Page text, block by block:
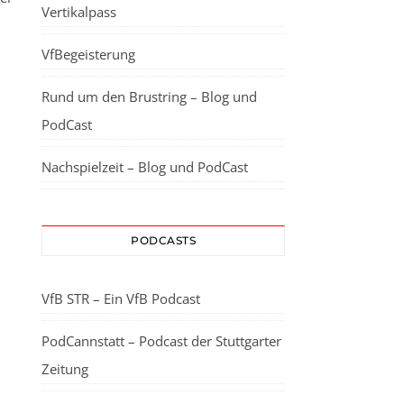
Vertikalpass
VfBegeisterung
Rund um den Brustring – Blog und
PodCast
Nachspielzeit – Blog und PodCast
PODCASTS
VfB STR – Ein VfB Podcast
PodCannstatt – Podcast der Stuttgarter
Zeitung